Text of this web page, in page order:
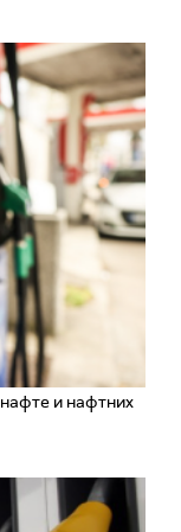
и нафтних